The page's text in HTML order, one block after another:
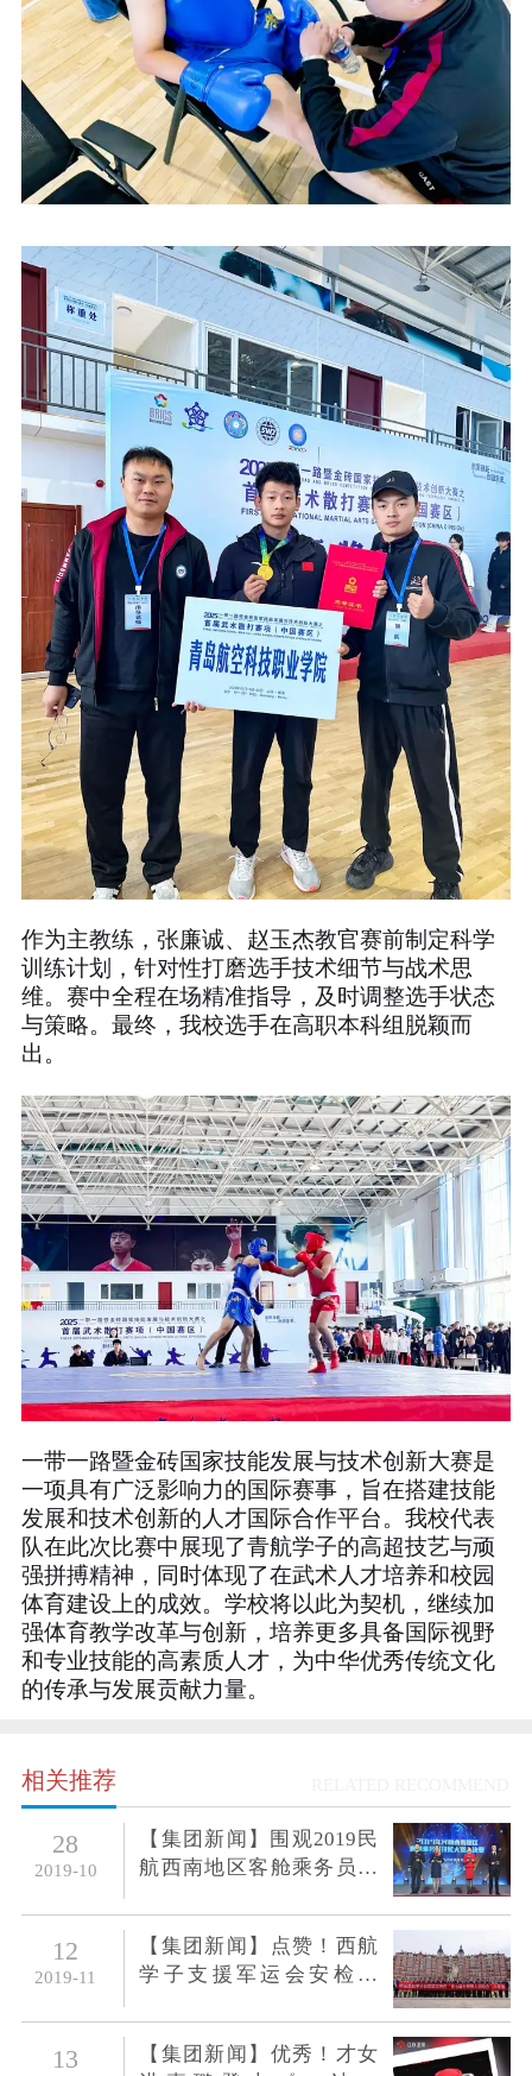
作为主教练，张廉诚、赵玉杰教官赛前制定科学
训练计划，针对性打磨选手技术细节与战术思
维。赛中全程在场精准指导，及时调整选手状态
与策略。最终，我校选手在高职本科组脱颖而
出。
一带一路暨金砖国家技能发展与技术创新大赛是
一项具有广泛影响力的国际赛事，旨在搭建技能
发展和技术创新的人才国际合作平台。我校代表
队在此次比赛中展现了青航学子的高超技艺与顽
强拼搏精神，同时体现了在武术人才培养和校园
体育建设上的成效。学校将以此为契机，继续加
强体育教学改革与创新，培养更多具备国际视野
和专业技能的高素质人才，为中华优秀传统文化
的传承与发展贡献力量。
相关推荐
28
2019-10
【集团新闻】围观2019民
航西南地区客舱乘务员技
12
2019-11
【集团新闻】点赞！西航
学子支援军运会安检工
13
【集团新闻】优秀！才女